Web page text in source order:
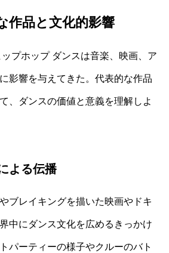
作品と文化的影響
プホップ ダンスは音楽、映画、ア
影響を与えてきた。代表的な作品
、ダンスの価値と意義を理解しよ
よる伝播
ブレイキングを描いた映画やドキ
中にダンス文化を広めるきっかけ
パーティーの様子やクルーのバト